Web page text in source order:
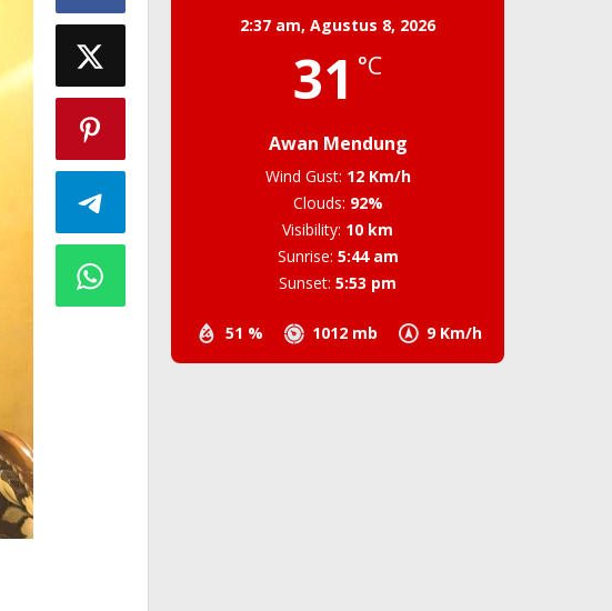
2:37 am,Agustus 8, 2026
31 °C
Awan Mendung
51 % 1012 mb 9 Km/h
Wind Gust: 12 Km/h
Clouds: 92%
Visibility: 10 km
Sunrise: 5:44 am
Sunset: 5:53 pm